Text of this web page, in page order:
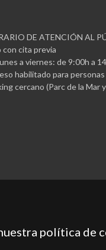
DE ATENCIÓN AL
con cita previa
a viernes: de 9:00h a
habilitado para
cercano (Parc de la Mar
política de